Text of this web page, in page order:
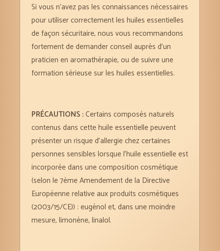
Si vous n’avez pas les connaissances nécessaires
pour utiliser correctement les huiles essentielles
de façon sécuritaire, nous vous recommandons
fortement de demander conseil auprès d’un
praticien en aromathérapie, ou de suivre une
formation sérieuse sur les huiles essentielles.
PRÉCAUTIONS :Certains composés naturels
contenus dans cette huile essentielle peuvent
présenter un risque d’allergie chez certaines
personnes sensibles lorsque l’huile essentielle est
incorporée dans une composition cosmétique
(selon le 7ème Amendement de la Directive
Européenne relative aux produits cosmétiques
(2003/15/CE)) : eugénol et, dans une moindre
mesure, limonène, linalol.